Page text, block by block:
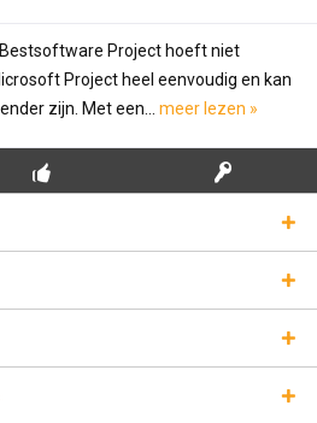
Project hoeft niet
Project heel eenvoudig en kan
zijn. Met een... meer lezen »
LICENTIESLEUTELS